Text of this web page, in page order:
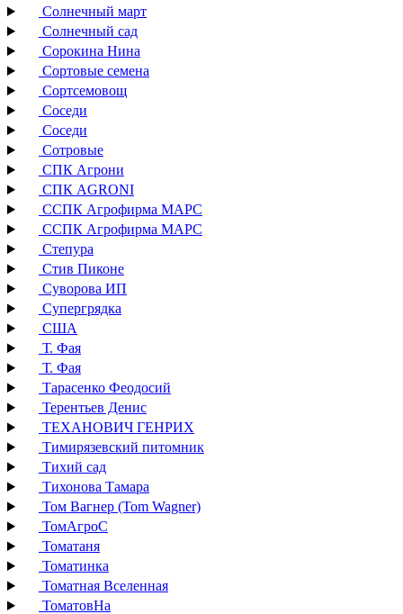
Солнечный март
Солнечный сад
Сорокина Нина
Сортовые семена
Сортсемовощ
Соседи
Соседи
Сотровые
СПК Агрони
СПК AGRONI
ССПК Агрофирма МАРС
ССПК Агрофирма МАРС
Степура
Стив Пиконе
Суворова ИП
Супергрядка
США
Т. Фая
Т. Фая
Тарасенко Феодосий
Терентьев Денис
ТЕХАНОВИЧ ГЕНРИХ
Тимирязевский питомник
Тихий сад
Тихонова Тамара
Том Вагнер (Tom Wagner)
ТомАгроС
Томатаня
Томатинка
Томатная Вселенная
ТоматовНа